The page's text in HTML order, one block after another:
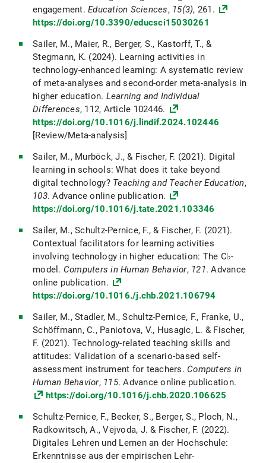
engagement. Education Sciences, 15(3), 261.
https://doi.org/10.3390/educsci15030261
Sailer, M., Maier, R., Berger, S., Kastorff, T., &
Stegmann, K. (2024). Learning activities in
technology-enhanced learning: A systematic review
of meta-analyses and second-order meta-analysis in
higher education. Learning and Individual
Differences, 112, Article 102446.
https://doi.org/10.1016/j.lindif.2024.102446
[Review/Meta-analysis]
Sailer, M., Murböck, J., & Fischer, F. (2021). Digital
learning in schools: What does it take beyond
digital technology? Teaching and Teacher Education,
103. Advance online publication.
https://doi.org/10.1016/j.tate.2021.103346
Sailer, M., Schultz-Pernice, F., & Fischer, F. (2021).
Contextual facilitators for learning activities
involving technology in higher education: The C♭-
model. Computers in Human Behavior, 121. Advance
online publication.
https://doi.org/10.1016./j.chb.2021.106794
Sailer, M., Stadler, M., Schultz-Pernice, F., Franke, U.,
Schöffmann, C., Paniotova, V., Husagic, L. & Fischer,
F. (2021). Technology-related teaching skills and
attitudes: Validation of a scenario-based self-
assessment instrument for teachers. Computers in
Human Behavior, 115. Advance online publication.
https://doi.org/10.1016/j.chb.2020.106625
Schultz-Pernice, F., Becker, S., Berger, S., Ploch, N.,
Radkowitsch, A., Vejvoda, J. & Fischer, F. (2022).
Digitales Lehren und Lernen an der Hochschule:
Erkenntnisse aus der empirischen Lehr-